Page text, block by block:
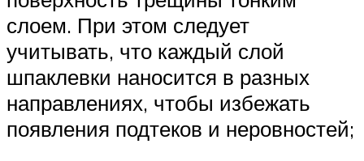
слоем. При этом следует
учитывать, что каждый слой
шпаклевки наносится в разных
направлениях, чтобы избежать
появления подтеков и неровностей;